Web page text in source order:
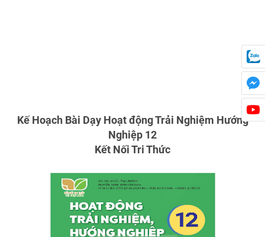
Kế Hoạch Bài Dạy Hoạt động Trải Nghiệm Hướng
Nghiệp 12
Kết Nối Tri Thức